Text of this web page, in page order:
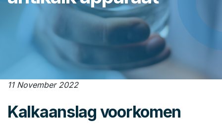
11 November 2022
Kalkaanslag voorkomen